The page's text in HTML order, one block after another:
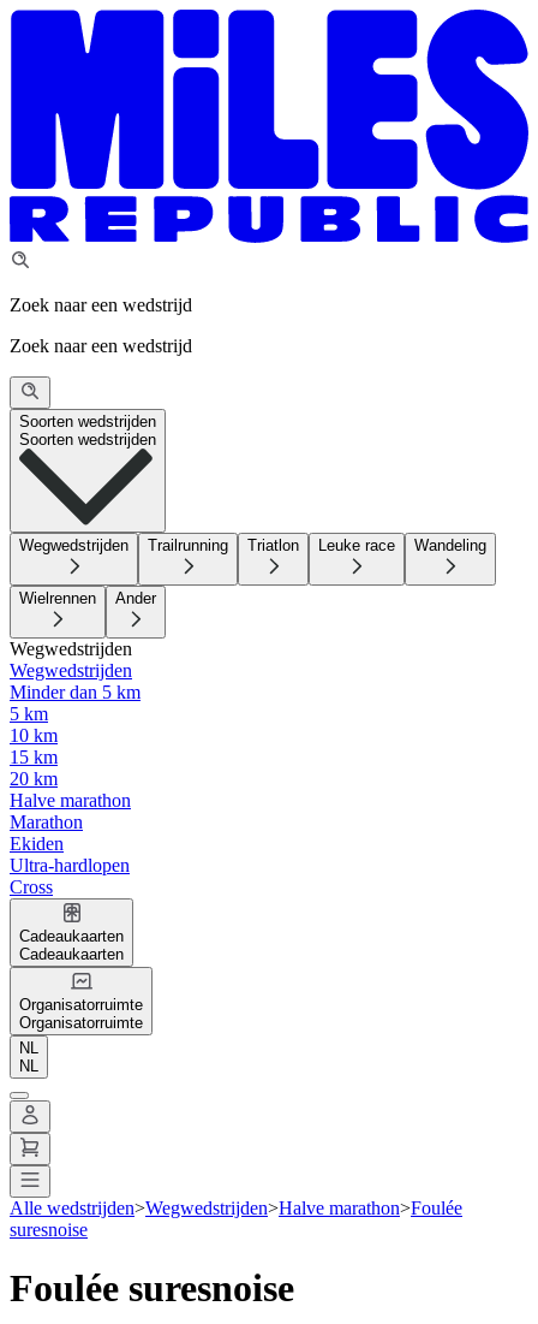
Zoek naar een wedstrijd
Zoek naar een wedstrijd
Soorten wedstrijden
Soorten wedstrijden
Wegwedstrijden Trailrunning Triatlon Leuke race Wandeling
Wielrennen Ander
Wegwedstrijden
Wegwedstrijden
Minder dan 5 km
5 km
10 km
15 km
20 km
Halve marathon
Marathon
Ekiden
Ultra-hardlopen
Cross
Cadeaukaarten
Cadeaukaarten
Organisatorruimte
Organisatorruimte
NL
NL
Alle wedstrijden>Wegwedstrijden>Halve marathon>Foulée
suresnoise
Foulée suresnoise